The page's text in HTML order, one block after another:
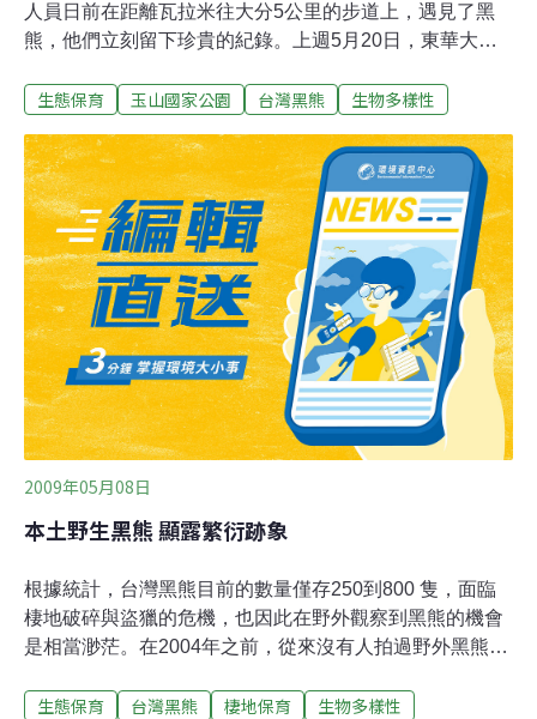
人員日前在距離瓦拉米往大分5公里的步道上，遇見了黑
熊，他們立刻留下珍貴的紀錄。上週5月20日，東華大學
施金德及何紋靈在步道行走就遇見黑熊，並立刻錄下長1
查，約於步道20.5公里處遭遇到黑熊，因為是在安靜的行
進中，因此黑熊沒有受到驚擾。關於遊客在步道上是否會
遇上黑熊的問題，玉山國家公園根據多年來研究統計，平
均約16天會採集到熊爪痕或排遺等新痕跡，熊被自動相機
拍到的頻率約110天1張（1年約3-4張），在黑熊活動頻繁
的瓦拉米大分山區，其實很少會有機會碰見黑熊，更何況
在一般山區步道。但跟據玉山國家公園5月份的保育巡查
報告，瓦拉米山屋發現到新鮮熊便，近日更有遊客在山風
一號橋（登山口約1公里）發現黑熊往溪谷方向行走，步
道上也留有新鮮糞便。玉山國家公園
生態保育 玉山國家公園 台灣黑熊 生物多樣性
2009年05月08日
本土野生黑熊 顯露繁衍跡象
根據統計，台灣黑熊目前的數量僅存250到800 隻，面臨
棲地破碎與盜獵的危機，也因此在野外觀察到黑熊的機會
是相當渺茫。在2004年之前，從來沒有人拍過野外黑熊帶
野外黑熊族群仍有繁衍跡象，對保育來說具有正面的意
生態保育 台灣黑熊 棲地保育 生物多樣性